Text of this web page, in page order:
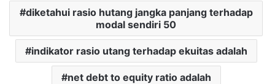
diketahui rasio hutang jangka panjang terhadap
modal sendiri 50
indikator rasio utang terhadap ekuitas adalah
net debt to equity ratio adalah